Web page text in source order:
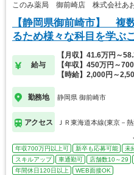
このみ薬局 御前崎店 株式会社あ
【静岡県御前崎市】 複
るため様々な科目を学ぶ
給与
【月収】41.6万円～
【年収】450万円～
【時給】2,000円～
勤務地 静岡県 御前崎市
アクセス ＪＲ東海道本線(東京－
年収700万円以上可 新卒も応募可能 未
スキルアップ
車通勤可 店舗数10～29
年間休日120日以上
WEB面接OK